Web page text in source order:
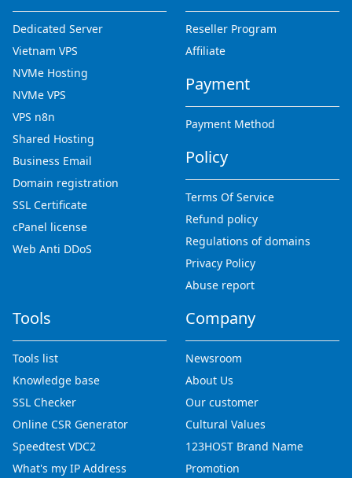
Dedicated Server
Vietnam VPS
NVMe Hosting
NVMe VPS
VPS n8n
Shared Hosting
Business Email
Domain registration
SSL Certificate
cPanel license
Web Anti DDoS
Reseller Program
Affiliate
Payment
Payment Method
Policy
Terms Of Service
Refund policy
Regulations of domains
Privacy Policy
Abuse report
Tools
Tools list
Knowledge base
SSL Checker
Online CSR Generator
Speedtest VDC2
What's my IP Address
Company
Newsroom
About Us
Our customer
Cultural Values
123HOST Brand Name
Promotion